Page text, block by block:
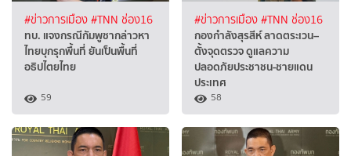
#ข่าวการเมือง#TNN ช่อง16
ทบ. แจงกรณีกัมพูชากล่าวหา
ไทยบุกรุกพื้นที่ ยันเป็นพื้นที่
อธิปไตยไทย
59
#ข่าวการเมือง#TNN ช่อง16
กองกำลังสุรสีห์ ลาดตระเวน–
ตั้งจุดตรวจ ดูแลความ
ปลอดภัยประชาชน-ชายแดน
ประเทศ
58